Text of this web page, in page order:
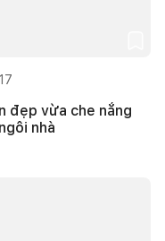
17
đẹp vừa che nắng
nhà